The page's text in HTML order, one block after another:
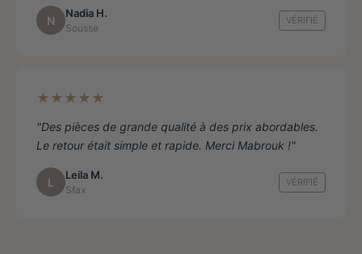
N
Nadia H.
Sousse
VÉRIFIÉ
★★★★★
"Des pièces de grande qualité à des prix abordables.
Le retour était simple et rapide. Merci Mabrouk !"
L
Leila M.
Sfax
VÉRIFIÉ